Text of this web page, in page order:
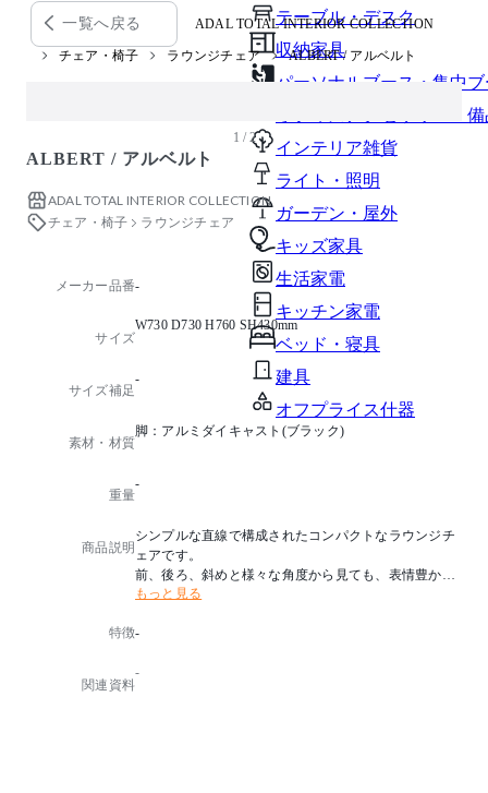
テーブル・デスク
収納家具
パーソナルブース・集中
オフィスアクセサリー・
インテリア雑貨
ライト・照明
ガーデン・屋外
キッズ家具
生活家電
キッチン家電
ベッド・寝具
建具
オフプライス什器
一覧へ戻る ADAL TOTAL INTERIOR COLLECTION
チェア・椅子 ラウンジチェア ALBERT / アルベルト
1 / 2
ALBERT / アルベルト
ADAL TOTAL INTERIOR COLLECTION
チェア・椅子
ラウンジチェア
メーカー品番-
サイズ
W730 D730 H760 SH430mm
サイズ補足
-
素材・材質
脚：アルミダイキャスト(ブラック)
重量
-
商品説明
シンプルな直線で構成されたコンパクトなラウンジチ
ェアです。
前、後ろ、斜めと様々な⾓度から⾒ても、表情豊かな
造形のため、ラウンジスペースのアクセントとして最
もっと見る
特徴-
関連資料
-